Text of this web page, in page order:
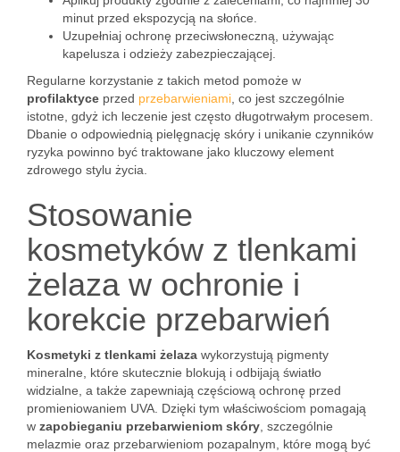
minut przed ekspozycją na słońce.
Uzupełniaj ochronę przeciwsłoneczną, używając
kapelusza i odzieży zabezpieczającej.
Regularne korzystanie z takich metod pomoże w
profilaktyce przed przebarwieniami , co jest szczególnie
istotne, gdyż ich leczenie jest często długotrwałym procesem.
Dbanie o odpowiednią pielęgnację skóry i unikanie czynników
ryzyka powinno być traktowane jako kluczowy element
zdrowego stylu życia.
Stosowanie
kosmetyków z tlenkami
żelaza w ochronie i
korekcie przebarwień
Kosmetyki z tlenkami żelaza wykorzystują pigmenty
mineralne, które skutecznie blokują i odbijają światło
widzialne, a także zapewniają częściową ochronę przed
promieniowaniem UVA. Dzięki tym właściwościom pomagają
w zapobieganiu przebarwieniom skóry , szczególnie
melazmie oraz przebarwieniom pozapalnym, które mogą być